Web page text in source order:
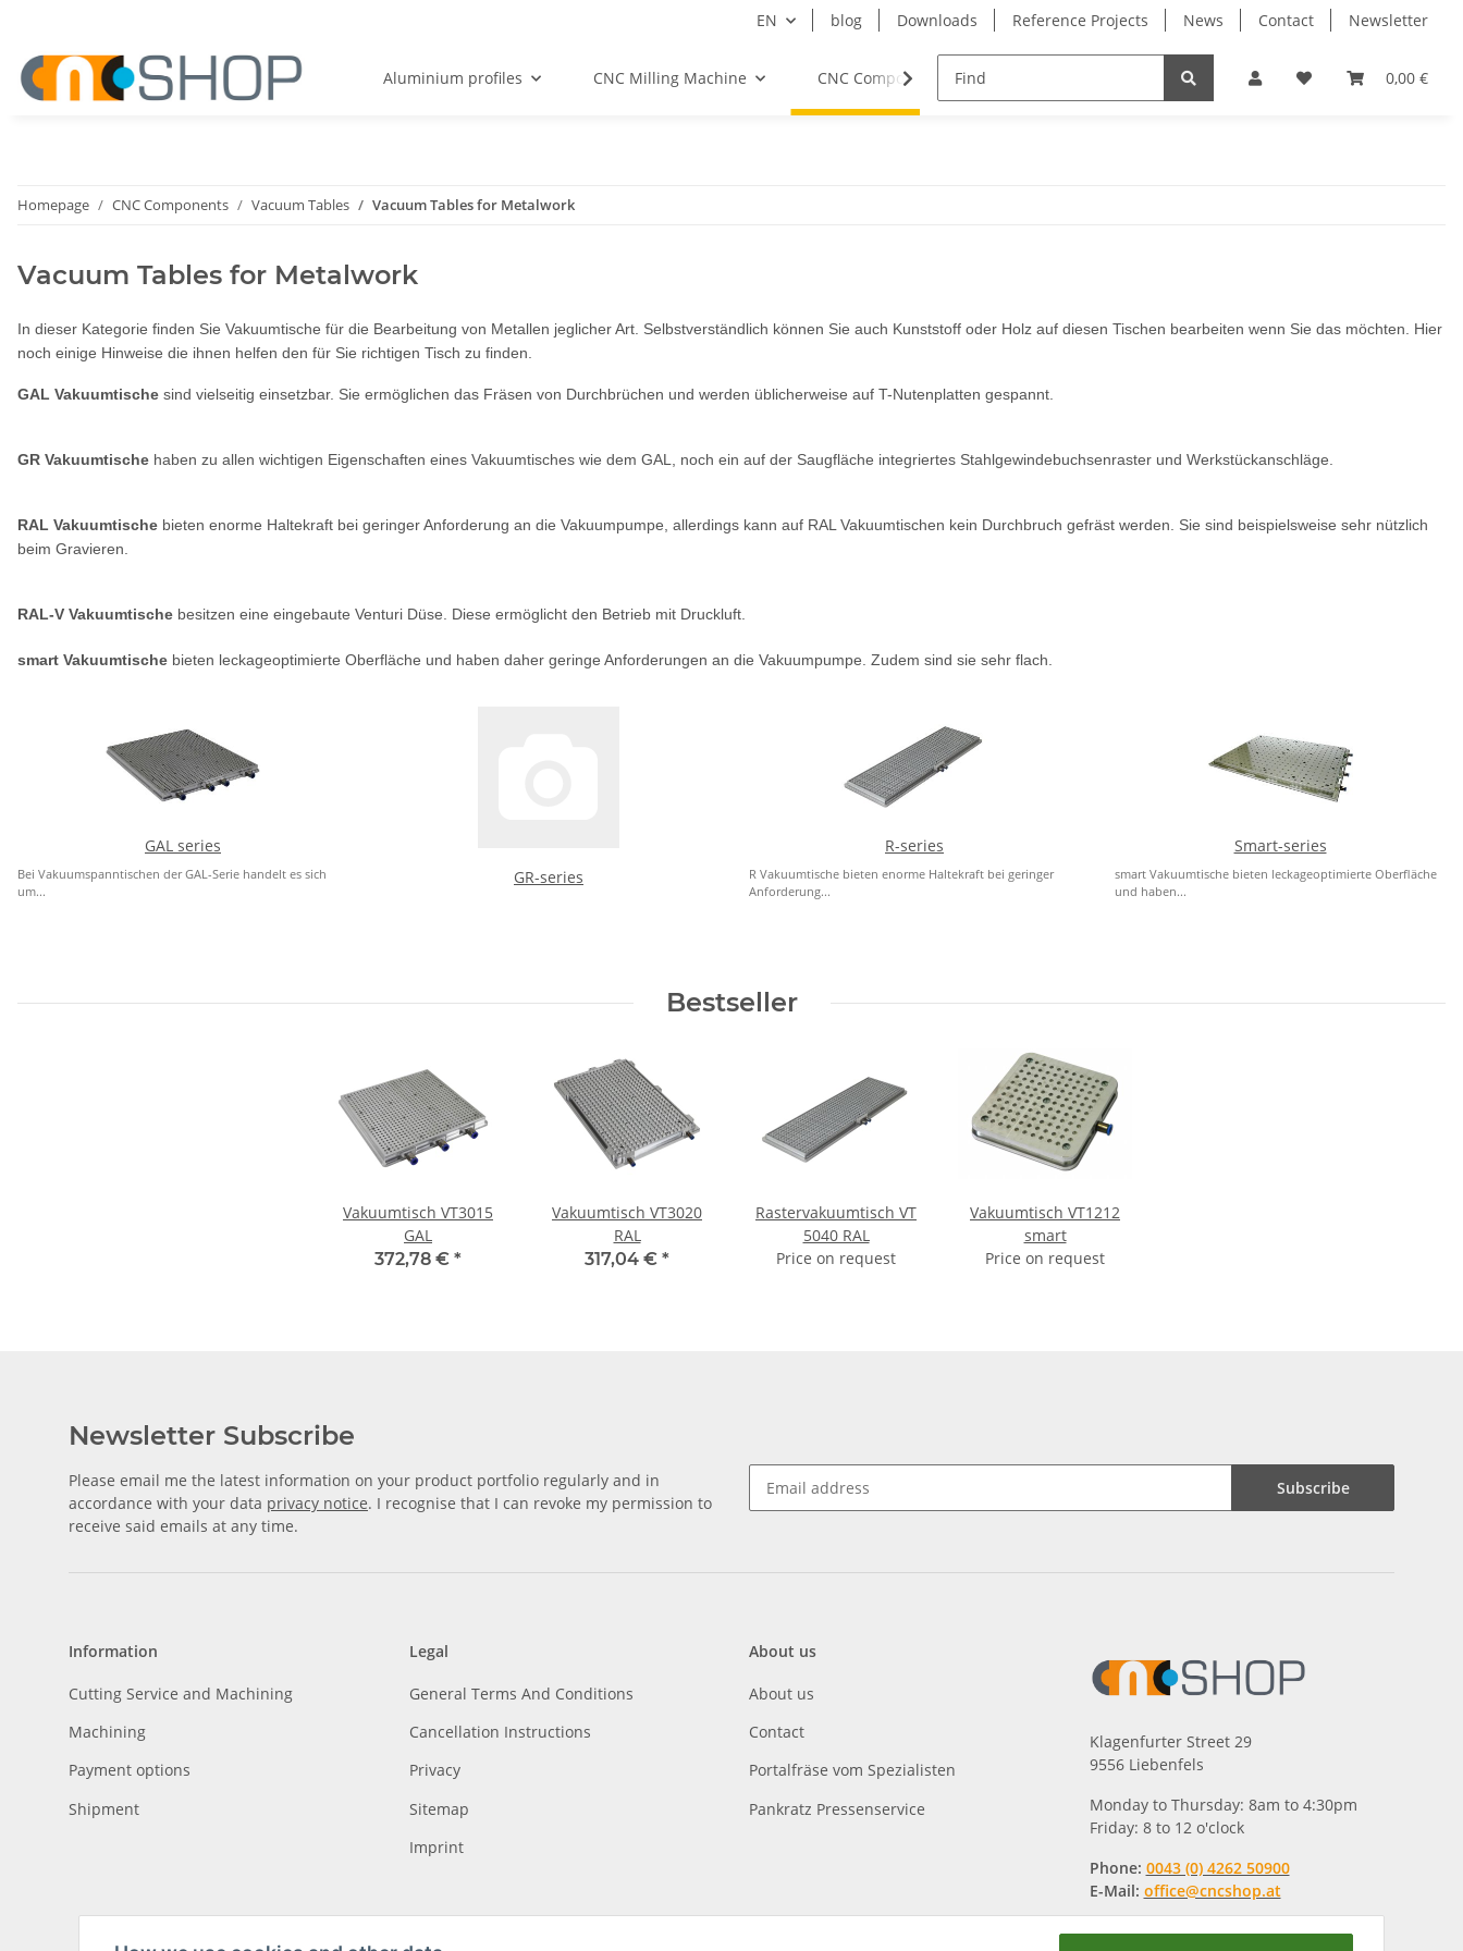
EN blog Downloads Reference Projects News Contact Newsletter
0,00 €
Aluminium profiles CNC Milling Machine CNC Components Milling Spindles Bearings
Homepage CNC Components Vacuum Tables Vacuum Tables for Metalwork
Vacuum Tables for Metalwork
In dieser Kategorie finden Sie Vakuumtische für die Bearbeitung von Metallen jeglicher Art. Selbstverständlich können Sie auch Kunststoff oder Holz auf diesen Tischen bearbeiten wenn Sie das möchten. Hier
noch einige Hinweise die ihnen helfen den für Sie richtigen Tisch zu finden.
GAL Vakuumtische sind vielseitig einsetzbar. Sie ermöglichen das Fräsen von Durchbrüchen und werden üblicherweise auf T-Nutenplatten gespannt.
GR Vakuumtische haben zu allen wichtigen Eigenschaften eines Vakuumtisches wie dem GAL, noch ein auf der Saugfläche integriertes Stahlgewindebuchsenraster und Werkstückanschläge.
RAL Vakuumtische bieten enorme Haltekraft bei geringer Anforderung an die Vakuumpumpe, allerdings kann auf RAL Vakuumtischen kein Durchbruch gefräst werden. Sie sind beispielsweise sehr nützlich
beim Gravieren.
RAL-V Vakuumtische besitzen eine eingebaute Venturi Düse. Diese ermöglicht den Betrieb mit Druckluft.
smart Vakuumtische bieten leckageoptimierte Oberfläche und haben daher geringe Anforderungen an die Vakuumpumpe. Zudem sind sie sehr flach.
GAL series
Bei Vakuumspanntischen der GAL-Serie handelt es sich
um...
GR-series
R-series
R Vakuumtische bieten enorme Haltekraft bei geringer
Anforderung...
Smart-series
smart Vakuumtische bieten leckageoptimierte Oberfläche
und haben...
Bestseller
Vakuumtisch VT3015
GAL
372,78 € *
Vakuumtisch VT3020
RAL
317,04 € *
Rastervakuumtisch VT
5040 RAL
Price on request
Vakuumtisch VT1212
smart
Price on request
Newsletter Subscribe
Please email me the latest information on your product portfolio regularly and in
accordance with your data privacy notice. I recognise that I can revoke my permission to
receive said emails at any time.
Subscribe
Information
Cutting Service and Machining
Machining
Payment options
Shipment
Legal
General Terms And Conditions
Cancellation Instructions
Privacy
Sitemap
Imprint
About us
About us
Contact
Portalfräse vom Spezialisten
Pankratz Pressenservice
Klagenfurter Street 29
9556 Liebenfels
Monday to Thursday: 8am to 4:30pm
Friday: 8 to 12 o'clock
Phone: 0043 (0) 4262 50900
E-Mail: office@cncshop.at